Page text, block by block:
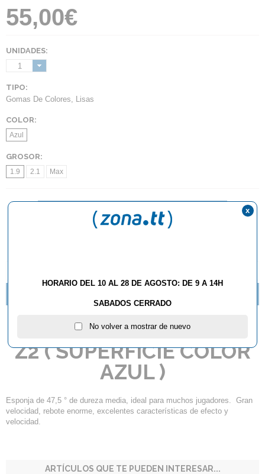
55,00€
UNIDADES:
1
TIPO:
Gomas De Colores
Lisas
COLOR:
Azul
GROSOR:
1.9 2.1 Max
AÑADIR AL CARRITO
Goma Donic BlueStorm
Z2 ( SUPERFICIE COLOR
AZUL )
Esponja de 47,5 ° de dureza media, ideal para muchos jugadores. Gran
velocidad, rebote enorme, excelentes características de efecto y
velocidad.
ARTÍCULOS QUE TE PUEDEN INTERESAR...
HORARIO DEL 10 AL 28 DE AGOSTO: DE 9 A 14H
SABADOS CERRADO
No volver a mostrar de nuevo
x